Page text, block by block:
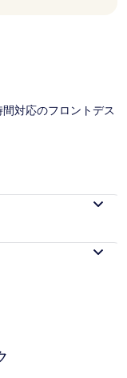
間対応のフロントデス